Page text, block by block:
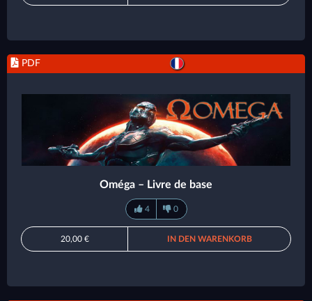
PDF
Oméga – Livre de base
4 0
20,00 € IN DEN WARENKORB